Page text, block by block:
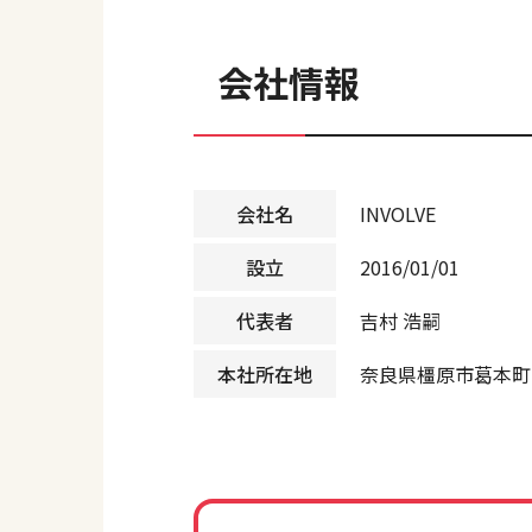
会社情報
会社名
INVOLVE
設立
2016/01/01
代表者
吉村 浩嗣
本社所在地
奈良県橿原市葛本